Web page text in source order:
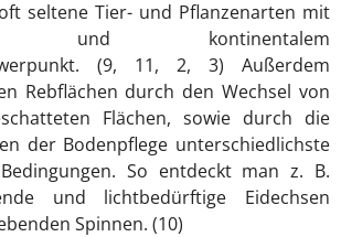
seltene Tier- und Pflanzenarten mit
und kontinentalem
(9, 11, 2, 3) Außerdem
Rebflächen durch den Wechsel von
Flächen, sowie durch die
der Bodenpflege unterschiedlichste
So entdeckt man z. B.
und lichtbedürftige Eidechsen
Spinnen. (10)